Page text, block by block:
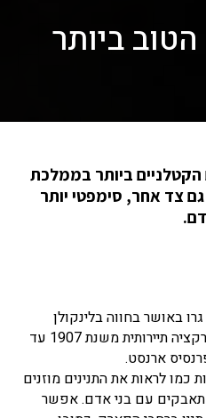
הטוב ביותר
הקטלניים ביותר בממלכת
צד אחר, סימפטי יותר
גרו באושר בחווה בלינקולן
הייטס, לוס אנג'לס. הם היוו אטרקציה תיירותית משנת 1907 עד
לראות את התנינים מוזנים
עם בני אדם. אפשר